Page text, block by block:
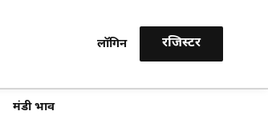
लॉगिन रजिस्टर
मंडी भाव